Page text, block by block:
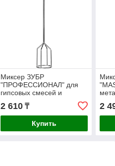
Миксер ЗУБР
"ПРОФЕССИОНАЛ" для
гипсовых смесей и
наливных полов,
шестигранный хвостовик,
оцинкованный, на
2 610₸
Купить
2